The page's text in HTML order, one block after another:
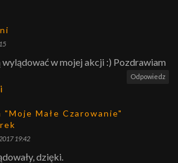
wylądować w mojej akcji :) Pozdrawiam
Odpowiedz
"Moje Małe Czarowanie"
19:42
dzięki.